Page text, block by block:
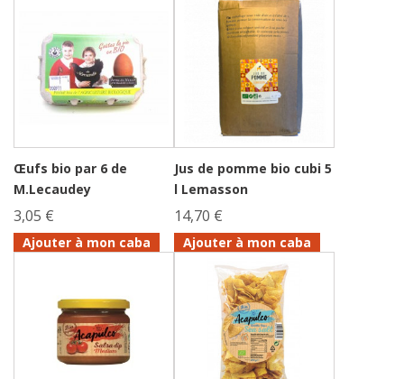
Œufs bio par 6 de
M.Lecaudey
3,05 €
Ajouter à mon caba
Jus de pomme bio cubi 5
l Lemasson
14,70 €
Ajouter à mon caba